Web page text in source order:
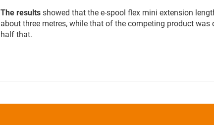
The results showed that the e-spool flex mini extension
about three metres, while that of the competing product was
half that.